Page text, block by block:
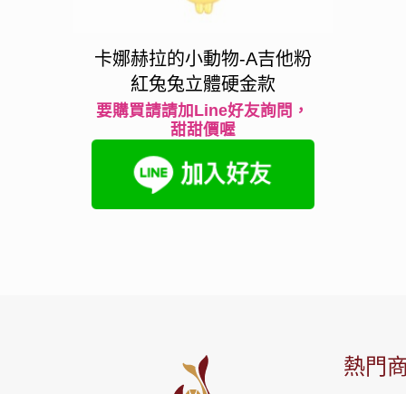
卡娜赫拉的小動物-A吉他粉
紅兔兔立體硬金款
要購買請請加Line好友詢問，
甜甜價喔
熱門